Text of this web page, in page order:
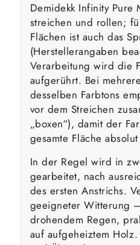
Demidekk Infinity Pure
streichen und rollen;
Flächen ist auch das
(Herstellerangaben
Verarbeitung wird die
aufgerührt. Bei
desselben Farbtons
vor dem Streichen
„boxen“), damit der
gesamte Fläche
In der Regel wird in
gearbeitet, nach
des ersten Anstrichs.
geeigneter Witterung
drohendem Regen,
auf aufgeheiztem Holz.